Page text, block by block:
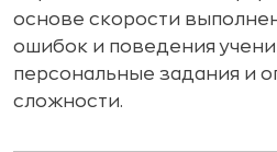
основе скорости
ошибок и поведения
персональные задания и
сложности.